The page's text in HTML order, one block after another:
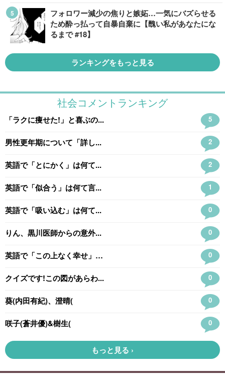
フォロワー減少の焦りと嫉妬…一気にバズらせる
ため酔っ払って自暴自棄に【醜い私があなたにな
るまで #18】
ランキングをもっと見る